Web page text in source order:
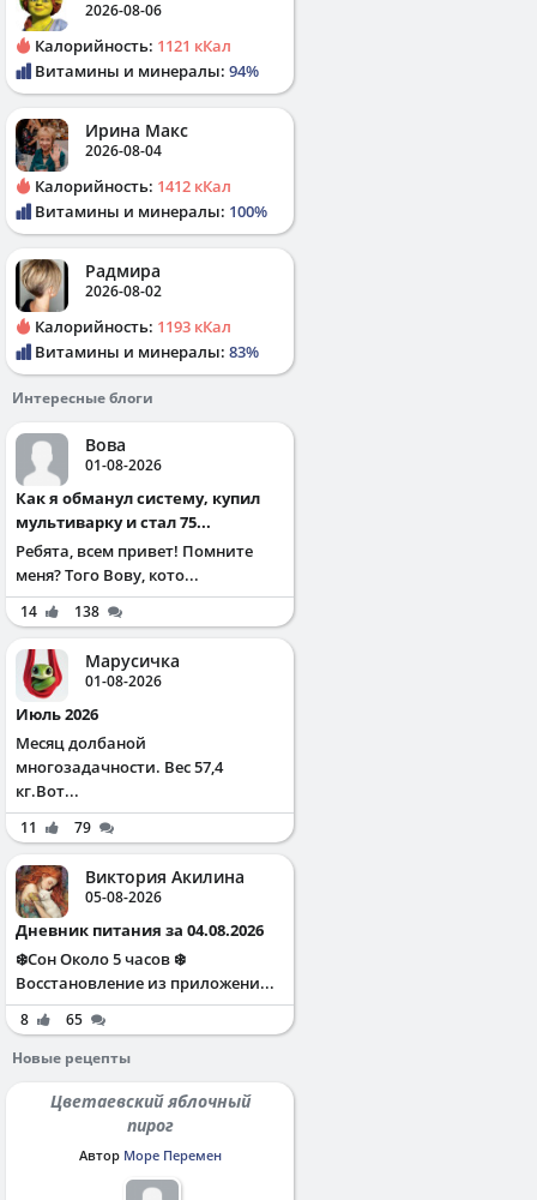
2026-08-06
Калорийность: 1121 кКал
Витамины и минералы: 94%
Ирина Макс
2026-08-04
Калорийность: 1412 кКал
Витамины и минералы: 100%
Радмира
2026-08-02
Калорийность: 1193 кКал
Витамины и минералы: 83%
Интересные блоги
Вова
01-08-2026
Как я обманул систему, купил
мультиварку и стал 75...
Ребята, всем привет! Помните
меня? Того Вову, кото...
14 138
Марусичка
01-08-2026
Июль 2026
Месяц долбаной
многозадачности. Вес 57,4
кг.Вот...
11 79
Виктория Акилина
05-08-2026
Дневник питания за 04.08.2026
❄️Сон Около 5 часов ❄️
Восстановление из приложени...
8
65
Новые рецепты
Цветаевский яблочный
пирог
Автор Море Перемен